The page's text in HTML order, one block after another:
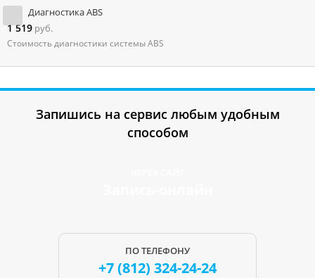
Диагностика ABS
1 519 руб.
Стоимость диагностики системы ABS
Запишись на сервис любым удобным
способом
ПО ТЕЛЕФОНУ
+7 (812) 324-24-24